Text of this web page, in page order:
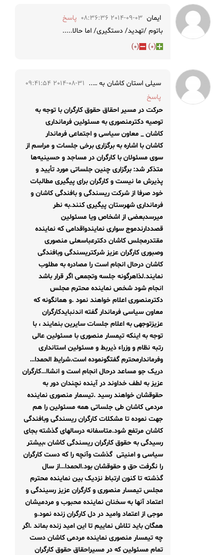
ایمان 2014-09-03 08:36:36
پاسخ
باتوم /تهدید/ دستگیری/ اما حالا.....
(
0
)
(
0
)
سیلی استان کاشان به ….. 2014-08-31 09:41:54
پاسخ
حرکت در مسیر احقاق حقوق کارگران با توجه به
توصیه دکترمنصوری به مسئولین فرمانداری
کاشان _ معاون سیاسی و اجتماعی فرماندار
کاشان با اشاره به برگزاری برخی جلسات و مراسم از
سوی مسئولان با کارگران در مساجد و حسینیه‌ها
متذکر شد: برگزاری چنین جلساتی مورد تأیید و
پذیرش ما نیست و کارگران برای پیگیری مطالبات
خود صرفا از شرکت ریسندگی و بافندگی کاشان و
فرمانداری شهرستان پیگیری کنند.به نطر
میرسدبعضی از اشخاص ویا مسئولین
قصددارندموج سواری نمایندواقدامی که نماینده
مقتدرمجلس کاشان دکترعباسعلی منصوری
وصبوری کارگران عزیز شرکتریسندگی وبافندگی
کاشان درحال انجام است را مصادره به مطلوب
نمایند.لذاهرگونه جلسه وتجمعی اگر قرار باشد
انجام شود شخص نماینده محترم مجلس
دکترمنصوری اعلام خواهند نمود .و همانگونه که
معاون سیاسی فرماندار گفته اندنبایدکارگران
عزیزتوجهی به اعلام جلسات سایرین بنمایند ، با
توجه به اینکه تیمسار منصوری با مسئولین عالی
رتبه نظام و وزراء ذیربط و مسئولین استانداری
وفرماندارمحترم گفتگونموده است.شرایط الحمدا…
دریک جو مساعد درحال انجام است و انشاا…کارگران
عزیز به لطف خداوند در آینده نچندان دور به
حقوقشان خواهند رسید .تیسمار منصوری نماینده
مردمی کاشان طی جلساتی همه مسئولین را هم
جهت نموده تا مشکلات کارگران ریسندگی وبافندگی
کاشان مرتفع شود.متاسفانه درسالهای گذشته بجای
رسیدگی به حقوق کارگران ریسندگی کاشان ،بیشتر
سیاسی و امنیتی گذشت وآنچه را که دست کارگران
را نگرفت حق و حقوقشان بود.الحمدا…از سال
گذشته تا کنون ارتباط نزدیک بین نماینده محترم
مجلس تیمسار منصوری و کارگران عزیز رسیندگی و
اعتماد آنها به سخنان نماینده محبوب و مردمیشان
موجی از اعتماد وامید در دل کارگران زنده نمود.و
همگان باید تلاش نماییم تا این امید زنده بماند .اگر
چه تیمسار منصوری نماینده مردمی کاشان دست
تمام مسئولین که در مسیراحقاق حقوق کارگران